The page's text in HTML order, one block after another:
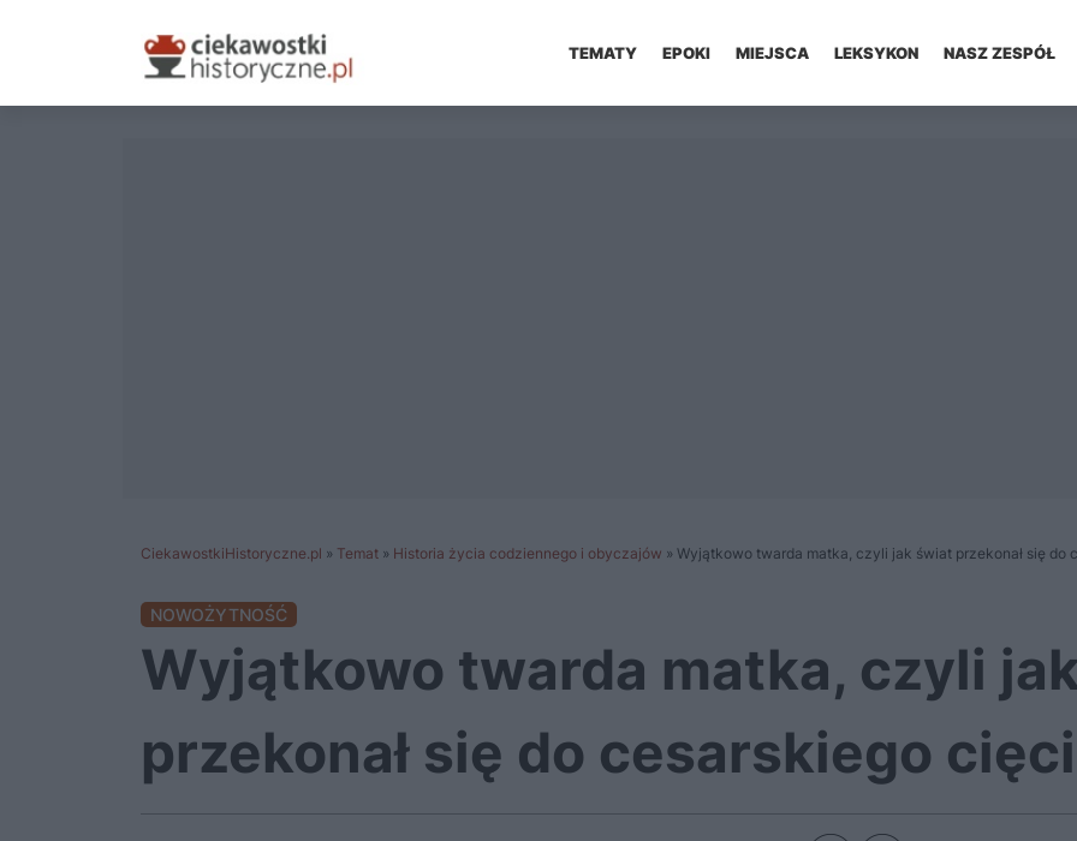
TEMATY EPOKI MIEJSCA LEKSYKON NASZ ZESPÓŁ
CiekawostkiHistoryczne.pl » Temat » Historia życia codziennego i obyczajów » Wyjątkowo twarda matka, czyli jak świat przekonał się do
NOWOŻYTNOŚĆ
Wyjątkowo twarda matka, czyli
przekonał się do cesarskiego